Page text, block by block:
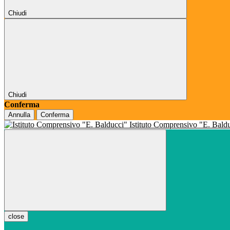
Chiudi
Chiudi
Conferma
Annulla Conferma
Istituto Comprensivo "E.
close